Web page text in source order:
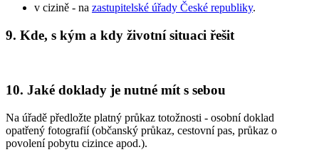
v cizině - na zastupitelské úřady České republiky.
9. Kde, s kým a kdy životní situaci řešit
10. Jaké doklady je nutné mít s sebou
Na úřadě předložte platný průkaz totožnosti - osobní doklad
opatřený fotografií (občanský průkaz, cestovní pas, průkaz o
povolení pobytu cizince apod.).